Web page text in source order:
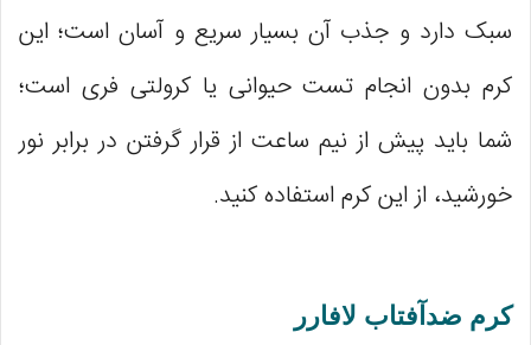
سبک دارد و جذب آن بسیار سریع و آسان است؛ این
کرم بدون انجام تست حیوانی یا کرولتی فری است؛
شما باید پیش از نیم ساعت از قرار گرفتن در برابر نور
خورشید، از این کرم استفاده کنید.
کرم ضدآفتاب لافارر